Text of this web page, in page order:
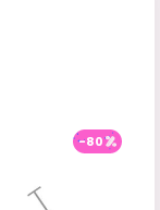
-80